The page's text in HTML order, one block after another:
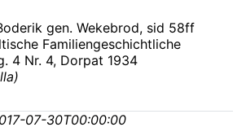
gen. Wekebrod, sid 58ff
Familiengeschichtliche
4 Nr. 4, Dorpat 1934
)
07-30T00:00:00